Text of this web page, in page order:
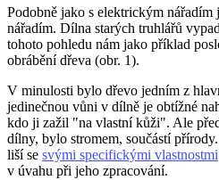
Podobně jako s elektrickým nářadím
nářadím. Dílna starých truhlářů
tohoto pohledu nám jako příklad
obrábění dřeva (obr. 1).
V minulosti bylo dřevo jedním z
jedinečnou vůni v dílně je obtížné
kdo ji zažil "na vlastní kůži". Ale
dílny, bylo stromem, součástí
liší se svými specifickými vlastnostmi
v úvahu při jeho zpracování.